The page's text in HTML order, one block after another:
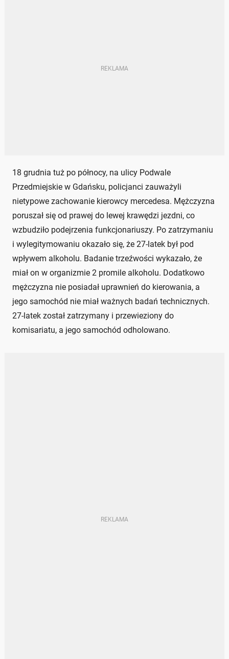
18 grudnia tuż po północy, na ulicy Podwale
Przedmiejskie w Gdańsku, policjanci zauważyli
nietypowe zachowanie kierowcy mercedesa. Mężczyzna
poruszał się od prawej do lewej krawędzi jezdni, co
wzbudziło podejrzenia funkcjonariuszy. Po zatrzymaniu
i wylegitymowaniu okazało się, że 27-latek był pod
wpływem alkoholu. Badanie trzeźwości wykazało, że
miał on w organizmie 2 promile alkoholu. Dodatkowo
mężczyzna nie posiadał uprawnień do kierowania, a
jego samochód nie miał ważnych badań technicznych.
27-latek został zatrzymany i przewieziony do
komisariatu, a jego samochód odholowano.